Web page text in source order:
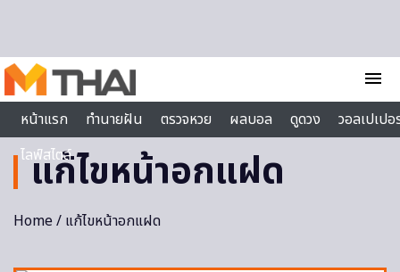
menu
หน้าแรก
ทำนายฝัน ตรวจหวย ผลบอล ดูดวง
วอลเปเป
ไลฟ์สไตล์
แก้ไขหน้าอกแฝด
Home/ แก้ไขหน้าอกแฝด